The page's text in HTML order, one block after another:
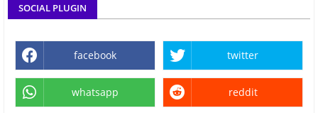
SOCIAL PLUGIN
facebook twitter
whatsapp reddit